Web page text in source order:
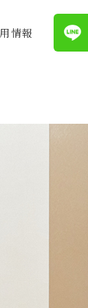
情報